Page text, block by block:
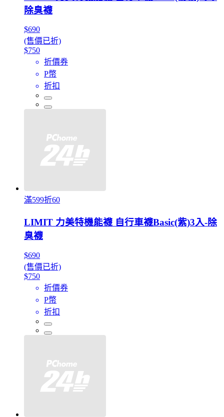
除臭襪
$690
(售價已折)
$750
折價券
P幣
折扣
滿599折60
LIMIT 力美特機能襪 自行車襪Basic(紫)3入-除
臭襪
$690
(售價已折)
$750
折價券
P幣
折扣